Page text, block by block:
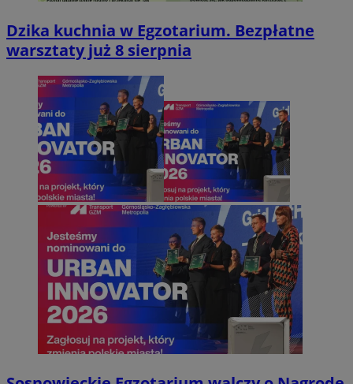
Dzika kuchnia w Egzotarium. Bezpłatne
warsztaty już 8 sierpnia